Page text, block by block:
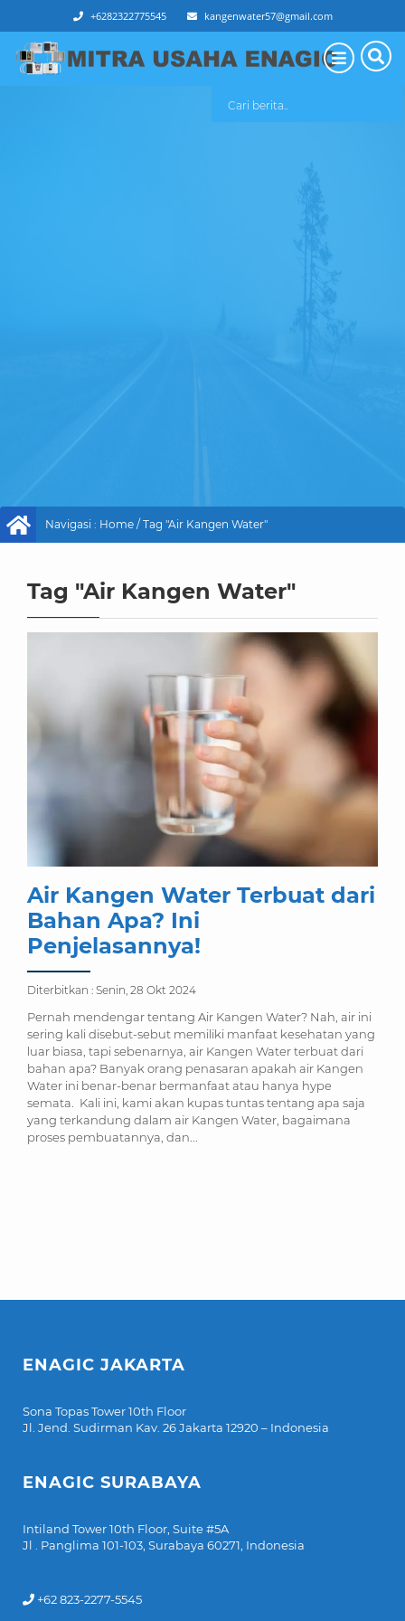
+6282322775545 kangenwater57@gmail.com
Navigasi : Home / Tag "Air Kangen Water"
Tag "Air Kangen Water"
Air Kangen Water Terbuat dari
Bahan Apa? Ini
Penjelasannya!
Diterbitkan : Senin, 28 Okt 2024
Pernah mendengar tentang Air Kangen Water? Nah, air ini
sering kali disebut-sebut memiliki manfaat kesehatan yang
luar biasa, tapi sebenarnya, air Kangen Water terbuat dari
bahan apa? Banyak orang penasaran apakah air Kangen
Water ini benar-benar bermanfaat atau hanya hype
semata. Kali ini, kami akan kupas tuntas tentang apa saja
yang terkandung dalam air Kangen Water, bagaimana
proses pembuatannya, dan...
ENAGIC JAKARTA
Sona Topas Tower 10th Floor
Jl. Jend. Sudirman Kav. 26 Jakarta 12920 – Indonesia
ENAGIC SURABAYA
Intiland Tower 10th Floor, Suite #5A
Jl . Panglima 101-103, Surabaya 60271, Indonesia
+62 823-2277-5545